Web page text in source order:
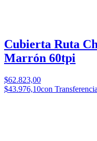
Cubierta Ruta
Marrón 60tpi
$62.823,00
$43.976,10con